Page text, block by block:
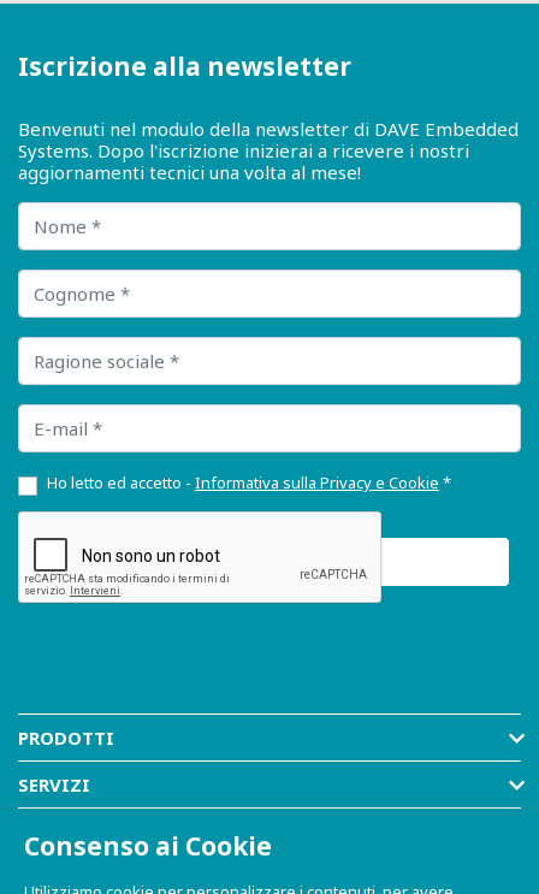
Iscrizione alla newsletter
Benvenuti nel modulo della newsletter di DAVE Embedded
Systems. Dopo l'iscrizione inizierai a ricevere i nostri
aggiornamenti tecnici una volta al mese!
Nome
Cognome
Ragione sociale
E-mail
Ho letto ed accetto - Informativa sulla Privacy e Cookie *
PRODOTTI
SERVIZI
RISORSE
Consenso ai Cookie